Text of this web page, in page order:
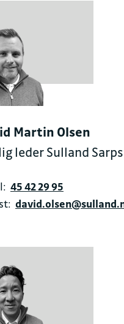
Martin Olsen
leder Sulland
45 42 29 95